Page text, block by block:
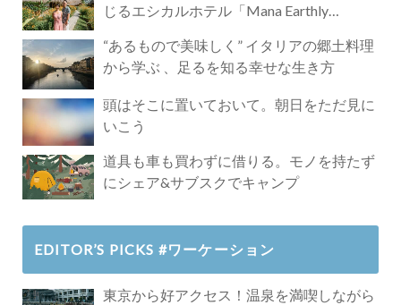
じるエシカルホテル「Mana Earthly
“あるもので美味しく” イタリアの郷土料理
から学ぶ 、足るを知る幸せな生き方
頭はそこに置いておいて。朝日をただ見に
いこう
道具も車も買わずに借りる。モノを持たず
にシェア&サブスクでキャンプ
EDITOR’S PICKS #ワーケーション
東京から好アクセス！温泉を満喫しながら